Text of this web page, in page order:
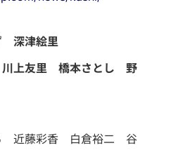
深津絵里
上友里 橋本さとし 野
近藤彩香 白倉裕二 谷